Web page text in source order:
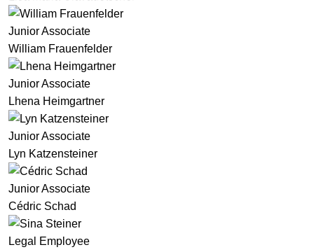
Junior Associate
William Frauenfelder
Junior Associate
Lhena Heimgartner
Junior Associate
Lyn Katzensteiner
Junior Associate
Cédric Schad
Legal Employee